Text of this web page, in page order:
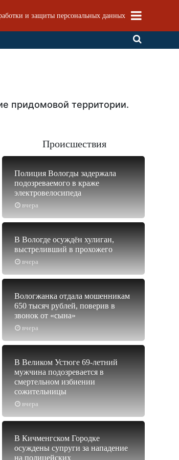
и защиты персональных данных
придомовой территории.
Происшествия
вчера
Полиция Вологды задержала
подозреваемого в краже
электровелосипеда
вчера
В Вологде осуждён хулиган,
выстреливший в прохожего
вчера
Вологжанка отдала мошенникам
650 тысяч рублей, поверив в
звонок от «сына»
вчера
В Великом Устюге 69-летний
мужчина подозревается в
смертельном избиении
сожительницы
В Кичменгском Городке
осуждены супруги за нападение
на полицейских